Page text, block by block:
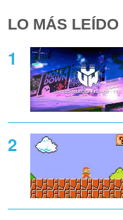
LO MÁS LEÍDO